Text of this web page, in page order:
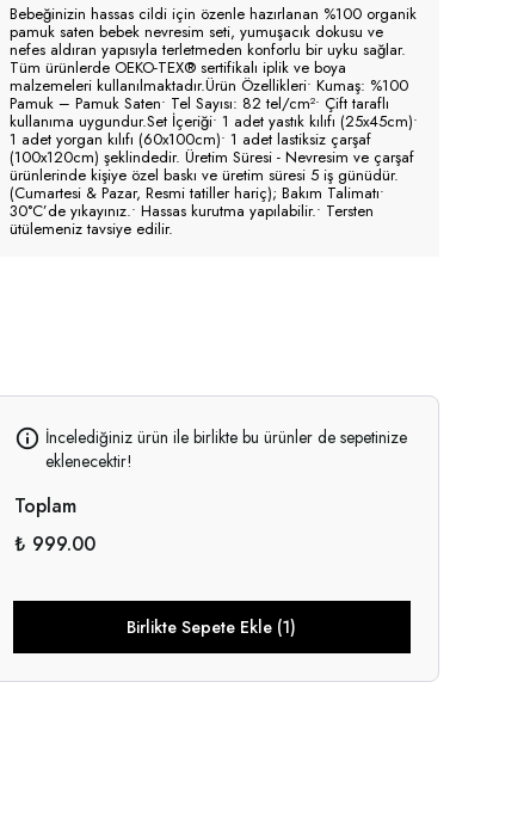
Bebeğinizin hassas cildi için özenle hazırlanan %100 organik
pamuk saten bebek nevresim seti, yumuşacık dokusu ve
nefes aldıran yapısıyla terletmeden konforlu bir uyku sağlar.
Tüm ürünlerde OEKO-TEX® sertifikalı iplik ve boya
malzemeleri kullanılmaktadır.Ürün Özellikleri• Kumaş: %100
Pamuk – Pamuk Saten• Tel Sayısı: 82 tel/cm²• Çift taraflı
kullanıma uygundur.Set İçeriği• 1 adet yastık kılıfı (25x45cm)•
1 adet yorgan kılıfı (60x100cm)• 1 adet lastiksiz çarşaf
(100x120cm) şeklindedir. Üretim Süresi - Nevresim ve çarşaf
ürünlerinde kişiye özel baskı ve üretim süresi 5 iş günüdür.
(Cumartesi & Pazar, Resmi tatiller hariç); Bakım Talimatı•
30°C’de yıkayınız.• Hassas kurutma yapılabilir.• Tersten
ütülemeniz tavsiye edilir.
İncelediğiniz ürün ile birlikte bu ürünler de sepetinize
eklenecektir!
Toplam
₺ 999.00
Birlikte Sepete Ekle (1)